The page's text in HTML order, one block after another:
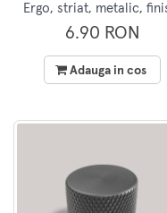
Ergo, striat, metalic,
negru
6.90 RON
Adauga in cos